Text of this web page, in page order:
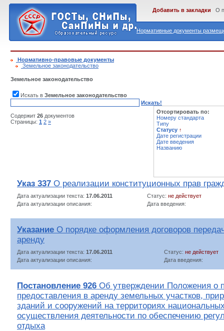
Нормативные документы
Добавить в закладки О
Нормативно-правовые документы
Земельное законодательство
Земельное законодательство
Искать в Земельное законодательство
Искать!
Содержит 26 документов
Страницы: 1 2 »
Отсортировать по:
Номеру стандарта
Типу
Статусу ↑
Дате регистрации
Дате введения
Названию
Указ 337 О реализации конституционных прав
Дата актуализации текста: 17.06.2011 Статус: не действует
Дата актуализации описания:
Дата введения:
Указание О порядке оформления договоров
аренду
Дата актуализации текста: 17.06.2011 Статус: не действует
Дата актуализации описания:
Дата введения:
Постановление 926 Об утверждении Положения о
предоставления в аренду земельных участков,
зданий и сооружений на территориях
осуществления деятельности по обеспечению
отдыха